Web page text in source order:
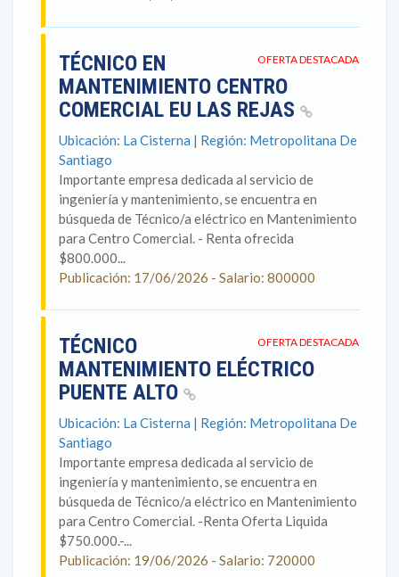
OFERTA DESTACADA
TÉCNICO EN
MANTENIMIENTO CENTRO
COMERCIAL EU LAS REJAS
Ubicación: La Cisterna | Región: Metropolitana De
Santiago
Importante empresa dedicada al servicio de
ingeniería y mantenimiento, se encuentra en
búsqueda de Técnico/a eléctrico en Mantenimiento
para Centro Comercial. - Renta ofrecida
$800.000...
Publicación: 17/06/2026 - Salario: 800000
OFERTA DESTACADA
TÉCNICO
MANTENIMIENTO ELÉCTRICO
PUENTE ALTO
Ubicación: La Cisterna | Región: Metropolitana De
Santiago
Importante empresa dedicada al servicio de
ingeniería y mantenimiento, se encuentra en
búsqueda de Técnico/a eléctrico en Mantenimiento
para Centro Comercial. -Renta Oferta Liquida
$750.000.-...
Publicación: 19/06/2026 - Salario: 720000